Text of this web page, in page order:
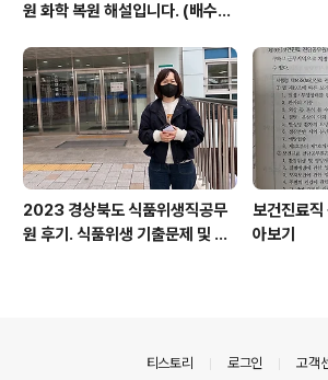
원 화학 복원 해설입니다. (배수진
2023 경상북도 식품위생직공무
원 후기. 식품위생 기출문제 및 가
보건진료직
아보기
티스토리 로그인 고객